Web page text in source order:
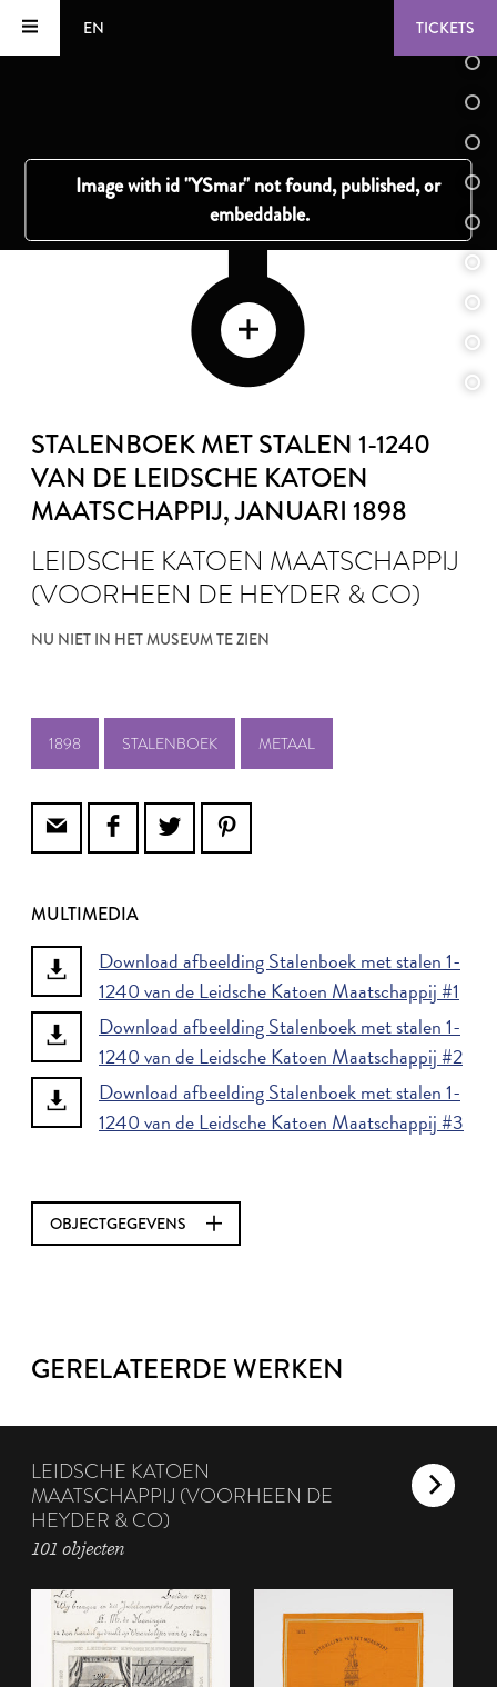
EN TICKETS
STALENBOEK MET STALEN 1-1240
VAN DE LEIDSCHE KATOEN
MAATSCHAPPIJ, JANUARI 1898
LEIDSCHE KATOEN MAATSCHAPPIJ
(VOORHEEN DE HEYDER & CO)
NU NIET IN HET MUSEUM TE ZIEN
1898 STALENBOEK METAAL
MULTIMEDIA
Download afbeelding Stalenboek met stalen 1-
1240 van de Leidsche Katoen Maatschappij #1
Download afbeelding Stalenboek met stalen 1-
1240 van de Leidsche Katoen Maatschappij #2
Download afbeelding Stalenboek met stalen 1-
1240 van de Leidsche Katoen Maatschappij #3
OBJECTGEGEVENS
GERELATEERDE WERKEN
LEIDSCHE KATOEN
MAATSCHAPPIJ (VOORHEEN DE
HEYDER & CO)
101 objecten